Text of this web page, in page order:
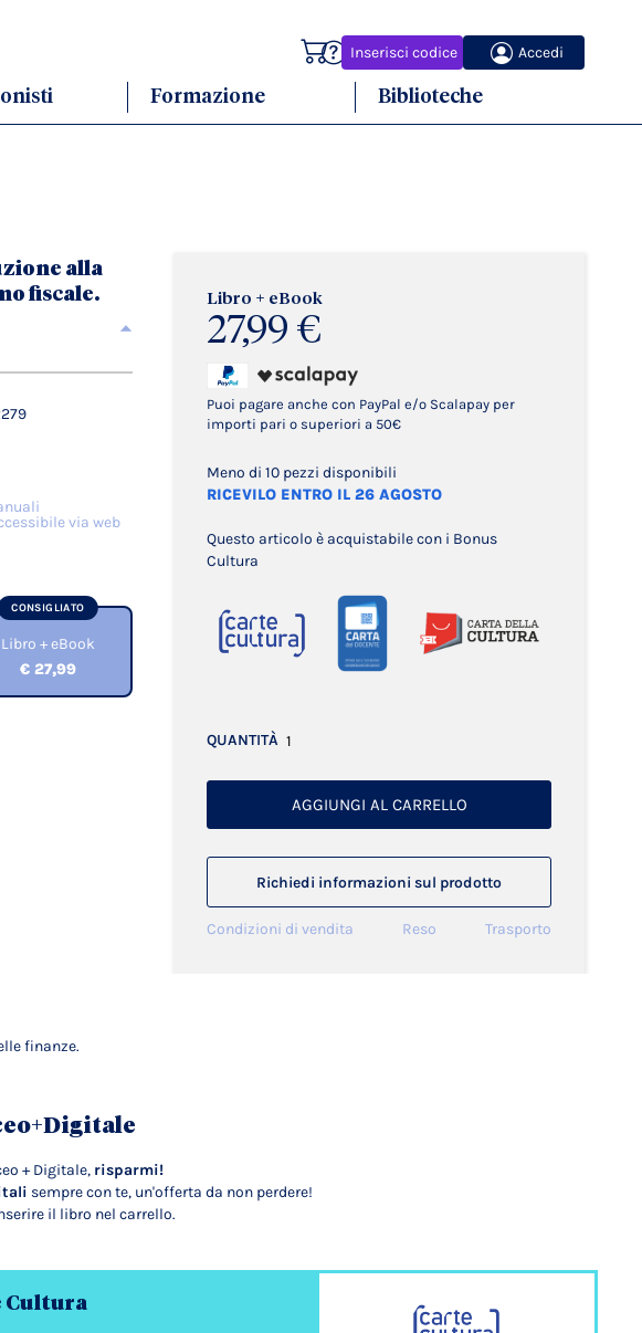
Inserisci codice Accedi
Carrello
Formazione Biblioteche
Libro + eBook
27,99 €
Puoi pagare anche con PayPal e/o Scalapay per
importi pari o superiori a 50€
Meno di 10 pezzi disponibili
RICEVILO ENTRO IL 26 AGOSTO
Questo articolo è acquistabile con i Bonus
Cultura
QUANTITÀ
AGGIUNGI AL CARRELLO
Richiedi informazioni sul prodotto
Condizioni di vendita Reso Trasporto
alla
fiscale.
via web
CONSIGLIATO
Libro + eBook
€ 27,99
finanze.
+ Digitale, risparmi!
sempre con te, un'offerta da non perdere!
il libro nel carrello.
Cultura